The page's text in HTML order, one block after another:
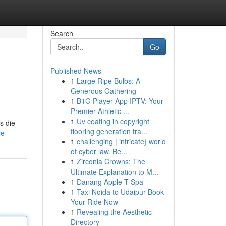
die
Search
Go
Published News
1 Large Ripe Bulbs: A
Generous Gathering
1 B1G Player App IPTV: Your
Premier Athletic ...
1 Uv coating in copyright
flooring generation tra...
1 challenging | intricate} world
of cyber law. Be...
1 Zirconia Crowns: The
Ultimate Explanation to M...
1 Danang Apple-T Spa
1 Taxi Noida to Udaipur Book
Your Ride Now
1 Revealing the Aesthetic
Directory